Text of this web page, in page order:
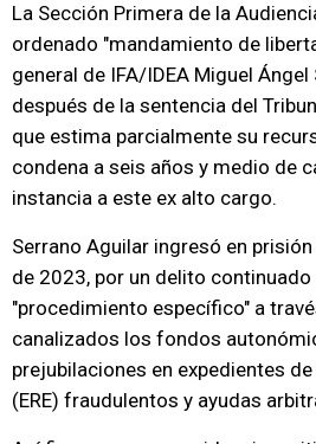
La Sección Primera de la
ordenado "mandamiento de
general de IFA/IDEA Miguel Ángel
después de la sentencia del
que estima parcialmente su
condena a seis años y medio de
instancia a este ex alto cargo.
Serrano Aguilar ingresó en
de 2023, por un delito
"procedimiento específico" a
canalizados los fondos
prejubilaciones en expedientes
(ERE) fraudulentos y ayudas